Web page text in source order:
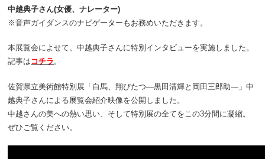
中越典子さん(女優、ナレーター)
※音声ガイダンスのナビゲーターもお務めいただきます。
本展覧会によせて、中越典子さんに特別インタビューを実施しました。
記事は コチラ。
佐賀県立美術館特別展「白馬、翔びたつ―黒田清輝と岡田三郎助―」中
越典子さんによる展覧会紹介映像を公開しました。
中越さんの美への熱い思い、そして特別展の全てをこの3分間に凝縮。
ぜひご覧ください。